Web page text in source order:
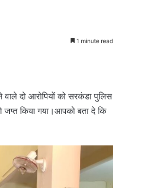
1 minute read
दो आरोपियों को सरकंडा पुलिस
किया गया।आपको बता दे कि